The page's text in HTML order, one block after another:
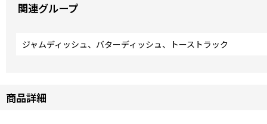
関連グループ
ジャムディッシュ、バターディッシュ、トーストラック
商品詳細